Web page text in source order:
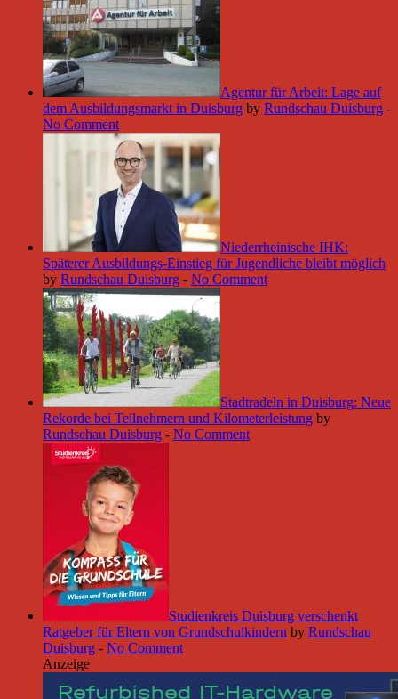
Agentur für Arbeit: Lage auf
dem Ausbildungsmarkt in Duisburg by Rundschau Duisburg -
No Comment
Niederrheinische IHK:
Späterer Ausbildungs-Einstieg für Jugendliche bleibt möglich
by Rundschau Duisburg - No Comment
Stadtradeln in Duisburg: Neue
Rekorde bei Teilnehmern und Kilometerleistung by
Rundschau Duisburg - No Comment
Studienkreis Duisburg verschenkt
Ratgeber für Eltern von Grundschulkindern by Rundschau
Duisburg - No Comment
Anzeige